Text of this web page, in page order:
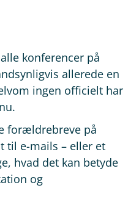
konferencer på
allerede en
ingen officielt har
forældrebreve på
til e-mails – eller et
hvad det kan betyde
og